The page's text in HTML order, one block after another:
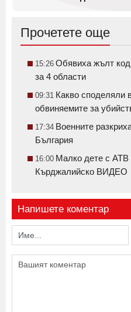
Прочетете още
15:26 Обявиха жълт
за 4 области
09:31 Какво споделяли
обвиняемите за
17:34 Военните
България
16:00 Малко дете с АТВ
Кърджалийско ВИДЕО
Напишете коментар